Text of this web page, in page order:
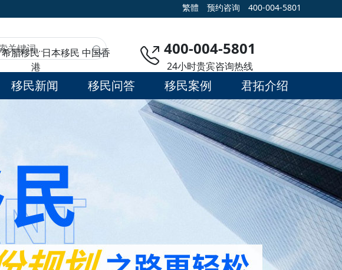
繁體 预约咨询 400-004-5801
希腊移民日本移民 中国香
港
400-004-5801
24小时贵宾咨询热线
移民新闻 移民问答 移民案例 君拓介绍